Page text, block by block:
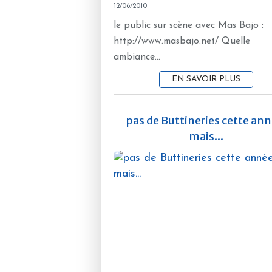
12/06/2010
le public sur scène avec Mas Bajo :
http://www.masbajo.net/ Quelle
ambiance...
EN SAVOIR PLUS
pas de Buttineries cette
mais...